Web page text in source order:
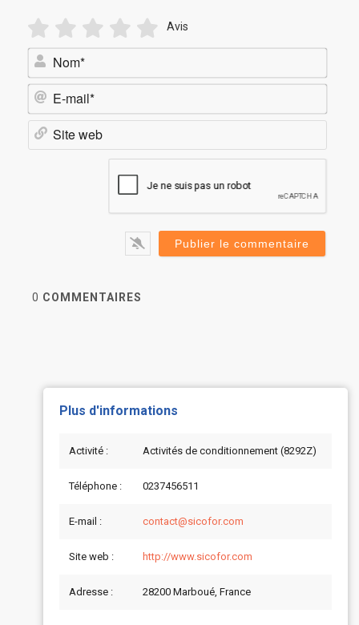
Avis
Nom*
E-
0 COMMENTAIRES
Plus d'informations
Activité : Activités de conditionnement (8292Z)
Téléphone : 0237456511
E-mail : contact@sicofor.com
Site web : http://www.sicofor.com
Adresse : 28200 Marboué, France